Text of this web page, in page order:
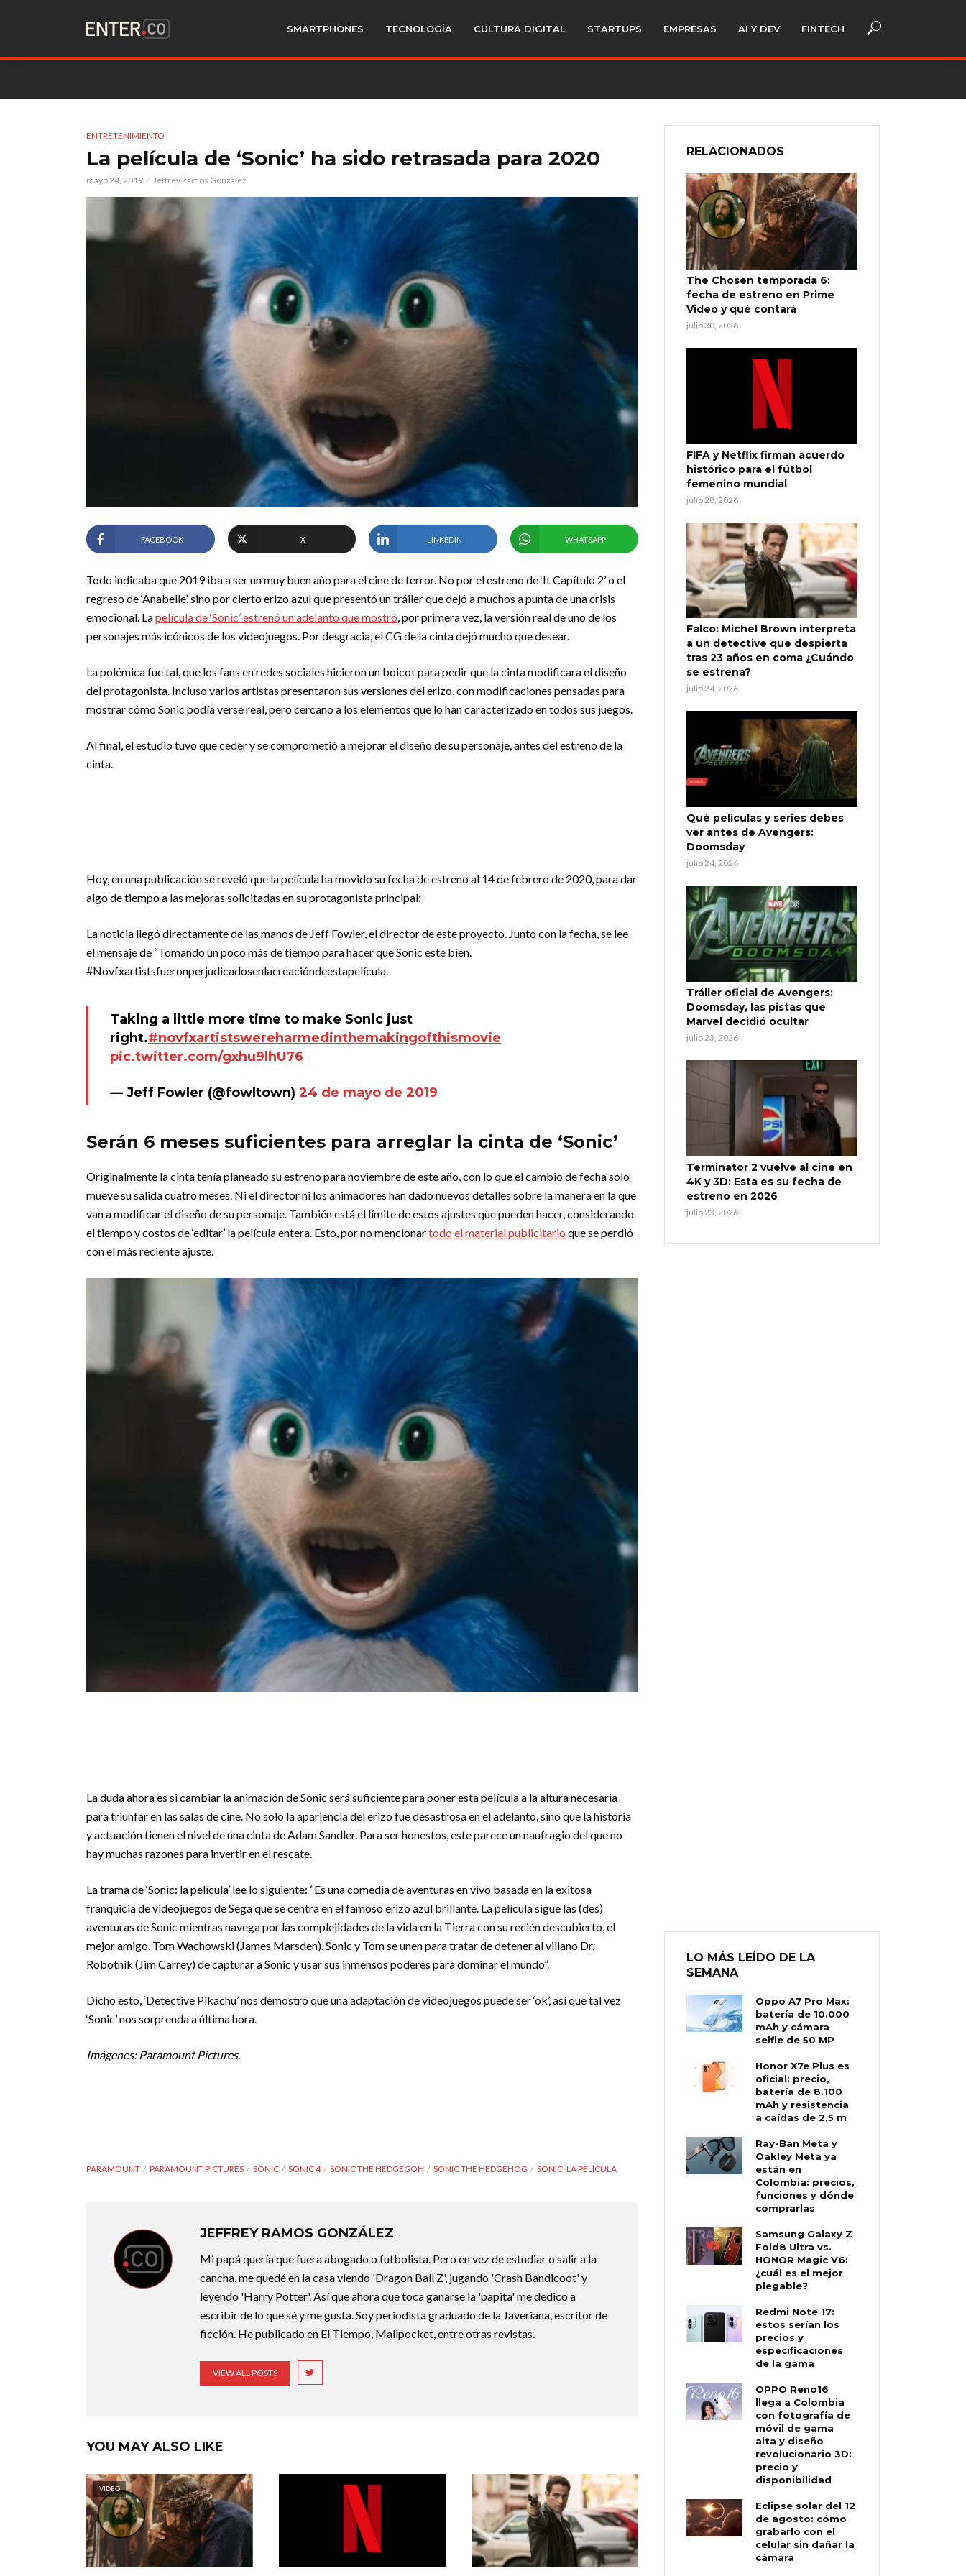
SMARTPHONES TECNOLOGÍA CULTURA DIGITAL STARTUPS EMPRESAS AI Y DEV FINTECH
ENTRETENIMIENTO
La película de ‘Sonic’ ha sido retrasada para 2020
mayo 24, 2019 Jeffrey Ramos González
FACEBOOK X LINKEDIN WHATSAPP
Todo indicaba que 2019 iba a ser un muy buen año para el cine de terror. No por el estreno de ‘It Capítulo 2’ o el
regreso de ‘Anabelle’, sino por cierto erizo azul que presentó un tráiler que dejó a muchos a punta de una crisis
emocional. Lapelícula de ‘Sonic’ estrenó un adelanto que mostró, por primera vez, la versión real de uno de los
personajes más icónicos de los videojuegos. Por desgracia, el CG de la cinta dejó mucho que desear.
La polémica fue tal, que los fans en redes sociales hicieron un boicot para pedir que la cinta modificara el diseño
del protagonista. Incluso varios artistas presentaron sus versiones del erizo, con modificaciones pensadas para
mostrar cómo Sonic podía verse real, pero cercano a los elementos que lo han caracterizado en todos sus juegos.
Al final, el estudio tuvo que ceder y se comprometió a mejorar el diseño de su personaje, antes del estreno de la
cinta.
Hoy, en una publicación se reveló que la película ha movido su fecha de estreno al 14 de febrero de 2020, para dar
algo de tiempo a las mejoras solicitadas en su protagonista principal:
La noticia llegó directamente de las manos de Jeff Fowler, el director de este proyecto. Junto con la fecha, se lee
el mensaje de “Tomando un poco más de tiempo para hacer que Sonic esté bien.
#Novfxartistsfueronperjudicadosenlacreacióndeestapelícula.
Taking a little more time to make Sonic just
right.#novfxartistswereharmedinthemakingofthismovie
pic.twitter.com/gxhu9lhU76
— Jeff Fowler (@fowltown) 24 de mayo de 2019
Serán 6 meses suficientes para arreglar la cinta de ‘Sonic’
Originalmente la cinta tenía planeado su estreno para noviembre de este año, con lo que el cambio de fecha solo
mueve su salida cuatro meses. Ni el director ni los animadores han dado nuevos detalles sobre la manera en la que
van a modificar el diseño de su personaje. También está el límite de estos ajustes que pueden hacer, considerando
el tiempo y costos de ‘editar’ la película entera. Esto, por no mencionartodo el material publicitario que se perdió
con el más reciente ajuste.
La duda ahora es si cambiar la animación de Sonic será suficiente para poner esta película a la altura necesaria
para triunfar en las salas de cine. No solo la apariencia del erizo fue desastrosa en el adelanto, sino que la historia
y actuación tienen el nivel de una cinta de Adam Sandler. Para ser honestos, este parece un naufragio del que no
hay muchas razones para invertir en el rescate.
La trama de ‘Sonic: la película’ lee lo siguiente: “Es una comedia de aventuras en vivo basada en la exitosa
franquicia de videojuegos de Sega que se centra en el famoso erizo azul brillante. La película sigue las (des)
aventuras de Sonic mientras navega por las complejidades de la vida en la Tierra con su recién descubierto, el
mejor amigo, Tom Wachowski (James Marsden). Sonic y Tom se unen para tratar de detener al villano Dr.
Robotnik (Jim Carrey) de capturar a Sonic y usar sus inmensos poderes para dominar el mundo”.
Dicho esto, ‘Detective Pikachu’ nos demostró que una adaptación de videojuegos puede ser ‘ok’, así que tal vez
‘Sonic’ nos sorprenda a última hora.
Imágenes: Paramount Pictures.
PARAMOUNT PARAMOUNT PICTURES SONIC SONIC 4 SONIC THE HEDGEGOH SONIC THE HEDGEHOG SONIC: LA PELÍCULA
JEFFREY RAMOS GONZÁLEZ
Mi papá quería que fuera abogado o futbolista. Pero en vez de estudiar o salir a la
cancha, me quedé en la casa viendo 'Dragon Ball Z', jugando 'Crash Bandicoot' y
leyendo 'Harry Potter'. Así que ahora que toca ganarse la 'papita' me dedico a
escribir de lo que sé y me gusta. Soy periodista graduado de la Javeriana, escritor de
ficción. He publicado en El Tiempo, Mallpocket, entre otras revistas.
VIEW ALL POSTS
YOU MAY ALSO LIKE
VIDEO
RELACIONADOS
The Chosen temporada 6:
fecha de estreno en Prime
Video y qué contará
julio 30, 2026
FIFA y Netflix firman acuerdo
histórico para el fútbol
femenino mundial
julio 28, 2026
Falco: Michel Brown interpreta
a un detective que despierta
tras 23 años en coma ¿Cuándo
se estrena?
julio 24, 2026
Qué películas y series debes
ver antes de Avengers:
Doomsday
julio 24, 2026
Tráiler oficial de Avengers:
Doomsday, las pistas que
Marvel decidió ocultar
julio 23, 2026
Terminator 2 vuelve al cine en
4K y 3D: Esta es su fecha de
estreno en 2026
julio 23, 2026
LO MÁS LEÍDO DE LA
SEMANA
Oppo A7 Pro Max:
batería de 10.000
mAh y cámara
selfie de 50 MP
Honor X7e Plus es
oficial: precio,
batería de 8.100
mAh y resistencia
a caídas de 2,5 m
Ray-Ban Meta y
Oakley Meta ya
están en
Colombia: precios,
funciones y dónde
comprarlas
Samsung Galaxy Z
Fold8 Ultra vs.
HONOR Magic V6:
¿cuál es el mejor
plegable?
Redmi Note 17:
estos serían los
precios y
especificaciones
de la gama
OPPO Reno16
llega a Colombia
con fotografía de
móvil de gama
alta y diseño
revolucionario 3D:
precio y
disponibilidad
Eclipse solar del 12
de agosto: cómo
grabarlo con el
celular sin dañar la
cámara